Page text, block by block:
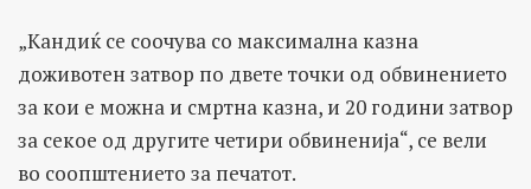
„Кандиќ се соочува со максимална казна
доживотен затвор по двете точки од обвинението
за кои е можна и смртна казна, и 20 години затвор
за секое од другите четири обвиненија“, се вели
во соопштението за печатот.